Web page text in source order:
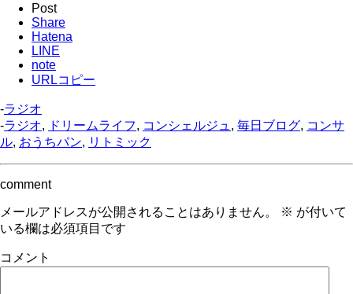
Post
Share
Hatena
LINE
note
URLコピー
-ラジオ
-ラジオ, ドリームライフ, コンシェルジュ , 毎日ブログ, コンサ
ル, おうちパン, リトミック
comment
メールアドレスが公開されることはありません。 ※ が付いて
いる欄は必須項目です
コメント